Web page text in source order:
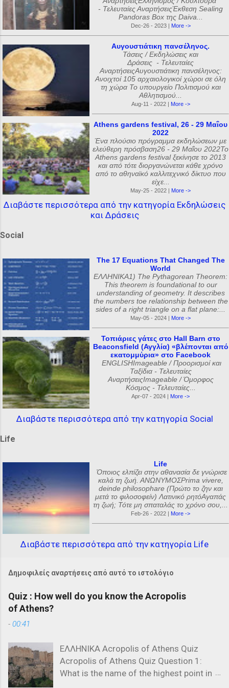
- Τελευταίες ΑναρτήσειςΈκθεση Sealing
Pandoras Box της Daiva...
Dec-26 - 2023 | More ->
Αυγουστιάτικη πανσέληνος.
Τάσεις / Εκδηλώσεις και
Δράσεις - Τελευταίες
ΑναρτήσειςΑυγουστιάτικη πανσέληνος:
Ανοιχτοί 105 αρχαιολογικοί χώροι σε όλη
τη χώρα Το υπουργείο Πολιτισμού και
Αθλητισμού...
Aug-11 - 2022 | More ->
Athens gardens festival, 26 - 29 Μαΐου
2022
Ένα πλούσιο πρόγραμμα εκδηλώσεων με
ελεύθερη πρόσβαση26 - 29 Μαΐου 2022Το
Athens gardens festival ξεκίνησε το 2013
και από τότε διοργανώνεται κάθε χρόνο
από το αθηναϊκό καλλιτεχνικό δίκτυο που
είχε...
May-25 - 2022 | More ->
Διαβάστε περισσότερα από την κατηγορία Εκδηλώσεις
και Δράσεις
Social
The 17 Equations That Changed The
World
ΕΛΛΗΝΙΚΑ1) The Pythagorean Theorem:
This theorem is foundational to our
understanding of geometry. It describes
the numbers toe relationship between the
sides of a right triangle on a flat plane:...
May-05 - 2024 | More ->
Τοπιάριες γάτες στο Hall Barn στο
Beaconsfield (Αγγλία) «βλέπονται από
εκατομμύρια» στο Facebook
ENGLISHImageable / Προορισμοί και
Ταξίδια - Τελευταίες
ΑναρτήσειςImageable / Όμορφος
Κόσμος - Τελευταίες...
Apr-07 - 2024 | More ->
Διαβάστε περισσότερα από την κατηγορία Social
Life
Life
Όποιος ελπίζει στην αθανασία δε γνώρισε
καλά τη ζωή. ΑΝΩΝΥΜΟΣPrima vivere,
deinde philosophare (Πρώτο το ζην και
μετά το φιλοσοφείν) Λατινικό ρητόΑγαπάς
τη ζωή; Τότε μη σπαταλάς το χρόνο σου,...
Feb-26 - 2022 | More ->
Διαβάστε περισσότερα από την κατηγορία Life
Δημοφιλείς αναρτήσεις από αυτό το ιστολόγιο
Quiz : How well do you know the Acropolis
of Athens?
- 00:41
ΕΛΛΗΝΙΚΑ Acropolis of Athens Quiz
Acropolis of Athens Quiz Question 1:
What is the name of the highest point in